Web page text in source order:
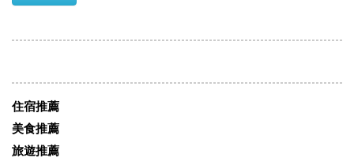
住宿推薦
美食推薦
旅遊推薦